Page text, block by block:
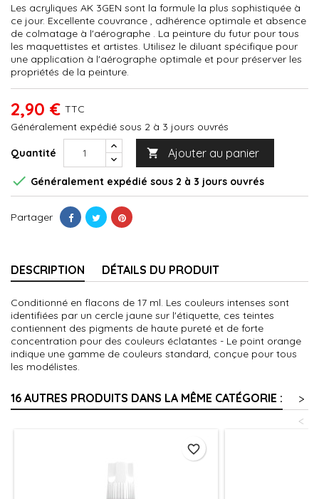
Les acryliques AK 3GEN sont la formule la plus sophistiquée à
ce jour. Excellente couvrance , adhérence optimale et absence
de colmatage à l'aérographe . La peinture du futur pour tous
les maquettistes et artistes. Utilisez le diluant spécifique pour
une application à l'aérographe optimale et pour préserver les
propriétés de la peinture.
2,90 € TTC
Généralement expédié sous 2 à 3 jours ouvrés
Quantité  Ajouter au panier
 Généralement expédié sous 2 à 3 jours ouvrés
Partager
DESCRIPTION DÉTAILS DU PRODUIT
Conditionné en flacons de 17 ml. Les couleurs intenses sont
identifiées par un cercle jaune sur l'étiquette, ces teintes
contiennent des pigments de haute pureté et de forte
concentration pour des couleurs éclatantes - Le point orange
indique une gamme de couleurs standard, conçue pour tous
les modélistes.
16 AUTRES PRODUITS DANS LA MÊME CATÉGORIE :
>
<
favorite_border